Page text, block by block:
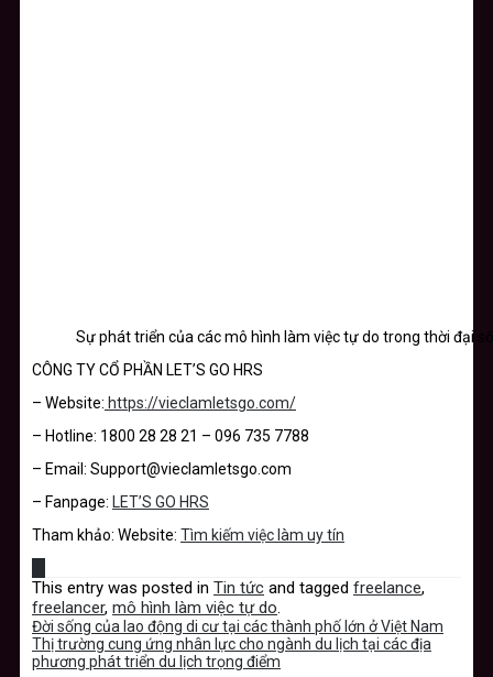
Sự phát triển của các mô hình làm việc tự do trong thời đại số
CÔNG TY CỔ PHẦN LET’S GO HRS
– Website: https://vieclamletsgo.com/
– Hotline: 1800 28 28 21 – 096 735 7788
– Email: Support@vieclamletsgo.com
– Fanpage: LET’S GO HRS
Tham khảo: Website: Tìm kiếm việc làm uy tín
This entry was posted in Tin tức and tagged freelance,
freelancer, mô hình làm việc tự do.
Đời sống của lao động di cư tại các thành phố lớn ở Việt Nam
Thị trường cung ứng nhân lực cho ngành du lịch tại các địa
phương phát triển du lịch trọng điểm